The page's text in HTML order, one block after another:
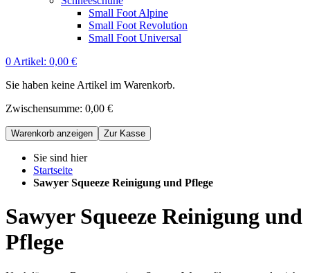
Small Foot Alpine
Small Foot Revolution
Small Foot Universal
0 Artikel: 0,00 €
Sie haben keine Artikel im Warenkorb.
Zwischensumme: 0,00 €
Warenkorb anzeigen Zur Kasse
Sie sind hier
Startseite
Sawyer Squeeze Reinigung und Pflege
Sawyer Squeeze Reinigung und
Pflege